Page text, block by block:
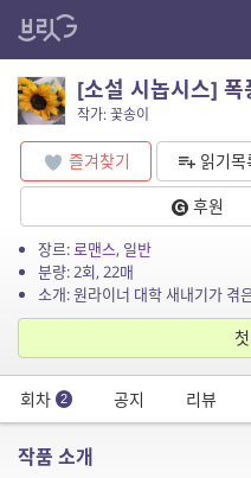
[소설 시놉시스] 폭
작가: 꽃송이
즐겨찾기 읽기목
후원
장르:로맨스, 일반
분량: 2회, 22매
회차 2 공지 리뷰
작품 소개